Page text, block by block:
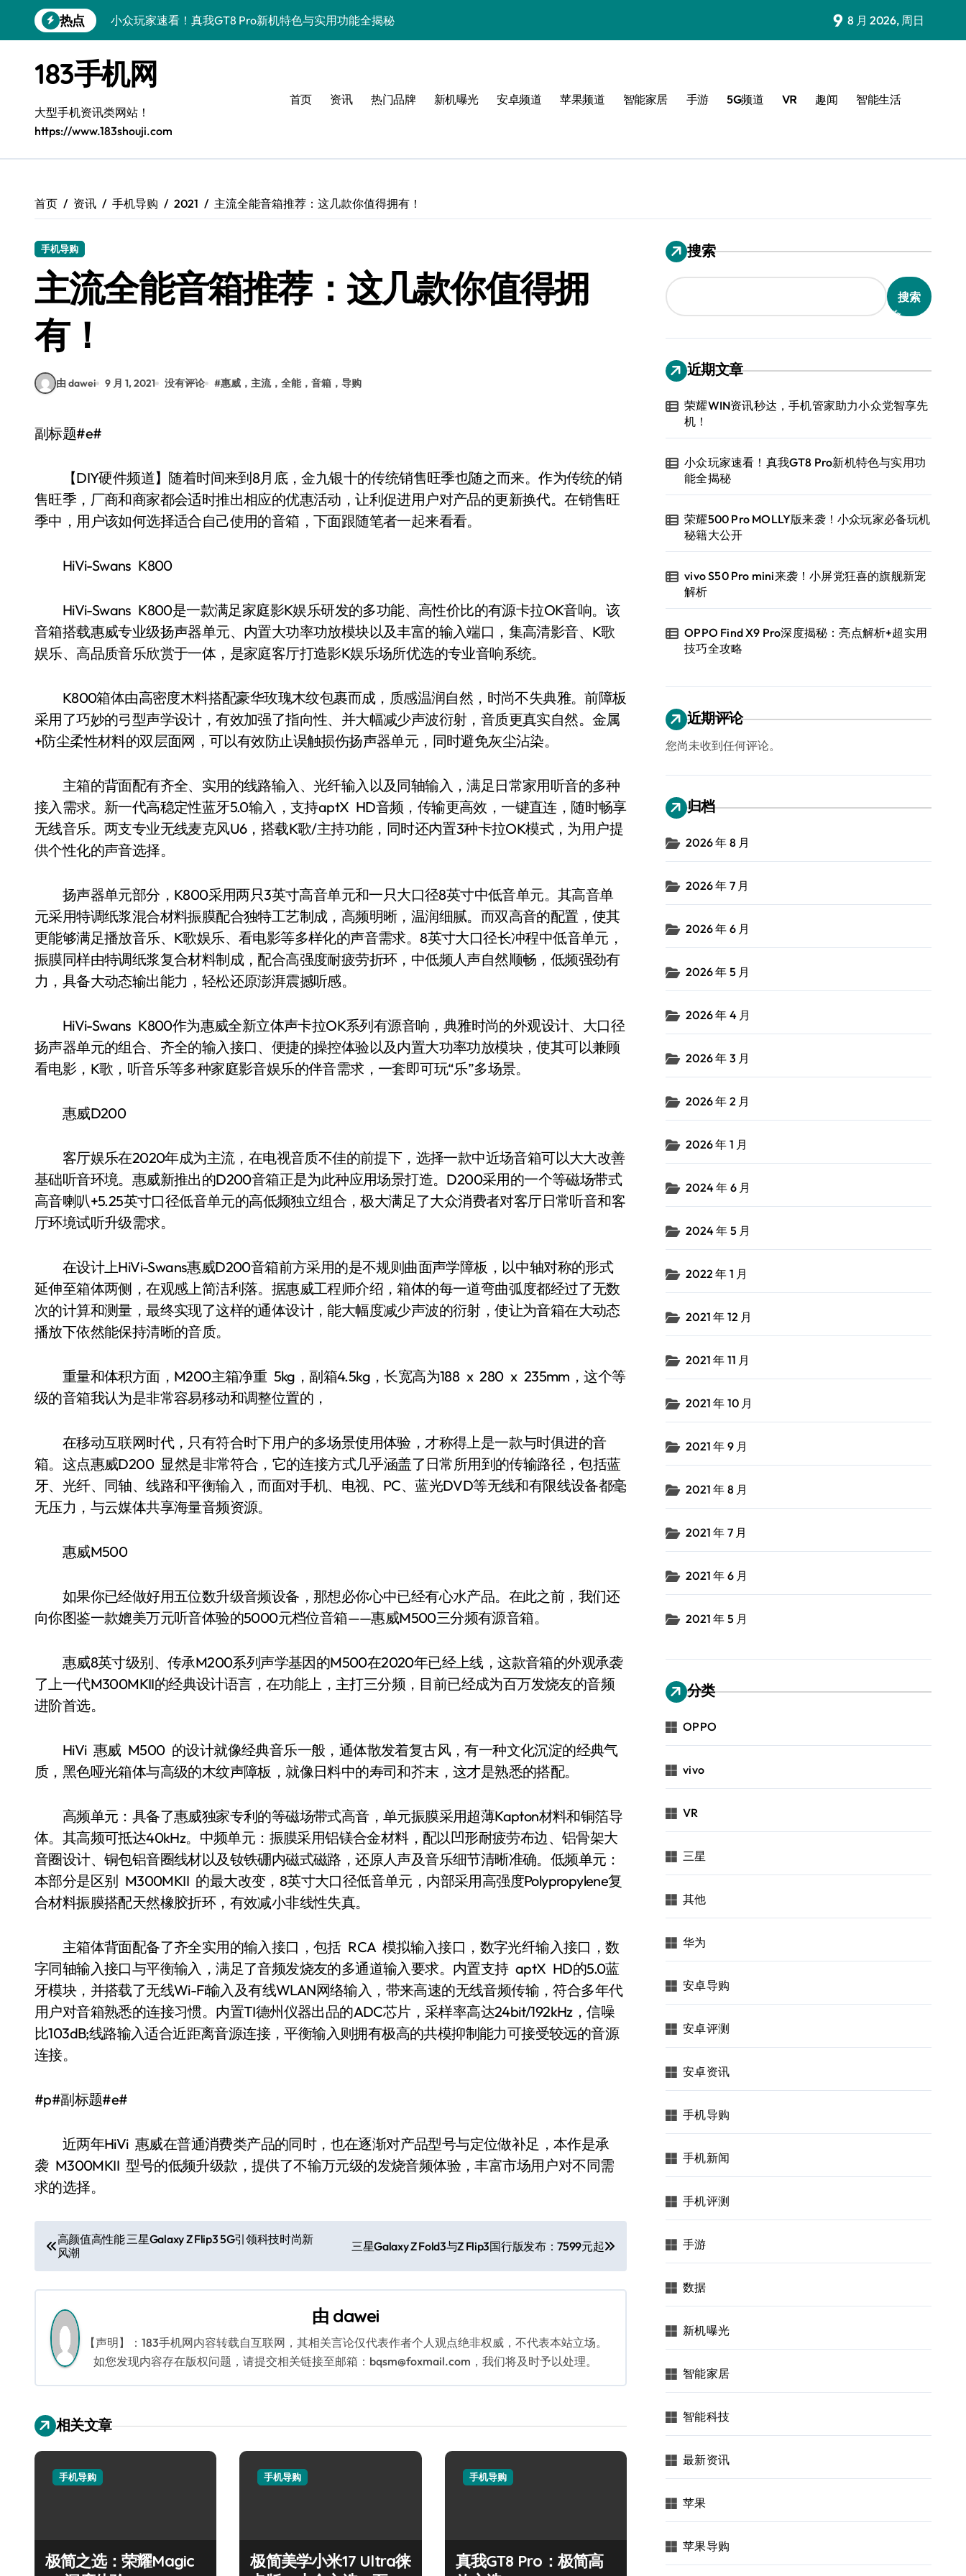
到
热点
小众玩家速看！真我GT8 Pro新机特色与实用功能全揭秘
vivo S50 Pro mini来袭！小屏党狂喜的旗舰新宠解析
OPPO Find X9 Pro深度揭秘：亮点解析+超实用技巧全攻略
小众视角揭秘！REDMI K90亮点配置全解析，一文看尽！
小众控必看！三星W26新资讯速递，解锁智能科技新玩法！
揭秘荣耀ROBOT PHONE，小众之选畅享智能资讯新生活！
荣耀WIN资讯秒达，手机管家助力小众党智享先机！
9 8 月 2026, 周日
183手机网
大型手机资讯类网站！
https://www.183shouji.com
首页 资讯 热门品牌 新机曝光 安卓频道 苹果频道 智能家居 手游 5G频道 VR 趣闻 智能生活
首页 资讯 手机导购 2021 主流全能音箱推荐：这几款你值得拥有！
手机导购
主流全能音箱推荐：这几款你值得拥
有！
由 dawei 9 月 1, 2021 没有评论 #惠威，主流，全能，音箱，导购
副标题#e#
【DIY硬件频道】随着时间来到8月底，金九银十的传统销售旺季也随之而来。作为传统的销
售旺季，厂商和商家都会适时推出相应的优惠活动，让利促进用户对产品的更新换代。在销售旺
季中，用户该如何选择适合自己使用的音箱，下面跟随笔者一起来看看。
HiVi-Swans K800
HiVi-Swans K800是一款满足家庭影K娱乐研发的多功能、高性价比的有源卡拉OK音响。该
音箱搭载惠威专业级扬声器单元、内置大功率功放模块以及丰富的输入端口，集高清影音、K歌
娱乐、高品质音乐欣赏于一体，是家庭客厅打造影K娱乐场所优选的专业音响系统。
K800箱体由高密度木料搭配豪华玫瑰木纹包裹而成，质感温润自然，时尚不失典雅。前障板
采用了巧妙的弓型声学设计，有效加强了指向性、并大幅减少声波衍射，音质更真实自然。金属
+防尘柔性材料的双层面网，可以有效防止误触损伤扬声器单元，同时避免灰尘沾染。
主箱的背面配有齐全、实用的线路输入、光纤输入以及同轴输入，满足日常家用听音的多种
接入需求。新一代高稳定性蓝牙5.0输入，支持aptX HD音频，传输更高效，一键直连，随时畅享
无线音乐。两支专业无线麦克风U6，搭载K歌/主持功能，同时还内置3种卡拉OK模式，为用户提
供个性化的声音选择。
扬声器单元部分，K800采用两只3英寸高音单元和一只大口径8英寸中低音单元。其高音单
元采用特调纸浆混合材料振膜配合独特工艺制成，高频明晰，温润细腻。而双高音的配置，使其
更能够满足播放音乐、K歌娱乐、看电影等多样化的声音需求。8英寸大口径长冲程中低音单元，
振膜同样由特调纸浆复合材料制成，配合高强度耐疲劳折环，中低频人声自然顺畅，低频强劲有
力，具备大动态输出能力，轻松还原澎湃震撼听感。
HiVi-Swans K800作为惠威全新立体声卡拉OK系列有源音响，典雅时尚的外观设计、大口径
扬声器单元的组合、齐全的输入接口、便捷的操控体验以及内置大功率功放模块，使其可以兼顾
看电影，K歌，听音乐等多种家庭影音娱乐的伴音需求，一套即可玩“乐”多场景。
惠威D200
客厅娱乐在2020年成为主流，在电视音质不佳的前提下，选择一款中近场音箱可以大大改善
基础听音环境。惠威新推出的D200音箱正是为此种应用场景打造。D200采用的一个等磁场带式
高音喇叭+5.25英寸口径低音单元的高低频独立组合，极大满足了大众消费者对客厅日常听音和客
厅环境试听升级需求。
在设计上HiVi-Swans惠威D200音箱前方采用的是不规则曲面声学障板，以中轴对称的形式
延伸至箱体两侧，在观感上简洁利落。据惠威工程师介绍，箱体的每一道弯曲弧度都经过了无数
次的计算和测量，最终实现了这样的通体设计，能大幅度减少声波的衍射，使让为音箱在大动态
播放下依然能保持清晰的音质。
重量和体积方面，M200主箱净重 5kg，副箱4.5kg，长宽高为188 x 280 x 235mm，这个等
级的音箱我认为是非常容易移动和调整位置的，
在移动互联网时代，只有符合时下用户的多场景使用体验，才称得上是一款与时俱进的音
箱。这点惠威D200 显然是非常符合，它的连接方式几乎涵盖了日常所用到的传输路径，包括蓝
牙、光纤、同轴、线路和平衡输入，而面对手机、电视、PC、蓝光DVD等无线和有限线设备都毫
无压力，与云媒体共享海量音频资源。
惠威M500
如果你已经做好用五位数升级音频设备，那想必你心中已经有心水产品。在此之前，我们还
向你图鉴一款媲美万元听音体验的5000元档位音箱——惠威M500三分频有源音箱。
惠威8英寸级别、传承M200系列声学基因的M500在2020年已经上线，这款音箱的外观承袭
了上一代M300MKII的经典设计语言，在功能上，主打三分频，目前已经成为百万发烧友的音频
进阶首选。
HiVi 惠威 M500 的设计就像经典音乐一般，通体散发着复古风，有一种文化沉淀的经典气
质，黑色哑光箱体与高级的木纹声障板，就像日料中的寿司和芥末，这才是熟悉的搭配。
高频单元：具备了惠威独家专利的等磁场带式高音，单元振膜采用超薄Kapton材料和铜箔导
体。其高频可抵达40kHz。中频单元：振膜采用铝镁合金材料，配以凹形耐疲劳布边、铝骨架大
音圈设计、铜包铝音圈线材以及钕铁硼内磁式磁路，还原人声及音乐细节清晰准确。低频单元：
本部分是区别 M300MKII 的最大改变，8英寸大口径低音单元，内部采用高强度Polypropylene复
合材料振膜搭配天然橡胶折环，有效减小非线性失真。
主箱体背面配备了齐全实用的输入接口，包括 RCA 模拟输入接口，数字光纤输入接口，数
字同轴输入接口与平衡输入，满足了音频发烧友的多通道输入要求。内置支持 aptX HD的5.0蓝
牙模块，并搭载了无线Wi-Fi输入及有线WLAN网络输入，带来高速的无线音频传输，符合多年代
用户对音箱熟悉的连接习惯。内置TI德州仪器出品的ADC芯片，采样率高达24bit/192kHz，信噪
比103dB;线路输入适合近距离音源连接，平衡输入则拥有极高的共模抑制能力可接受较远的音源
连接。
#p#副标题#e#
近两年HiVi 惠威在普通消费类产品的同时，也在逐渐对产品型号与定位做补足，本作是承
袭 M300MKII 型号的低频升级款，提供了不输万元级的发烧音频体验，丰富市场用户对不同需
求的选择。
文
章
导
航
高颜值高性能 三星Galaxy Z Flip3 5G引领科技时尚新
风潮
三星Galaxy Z Fold3与Z Flip3国行版发布：7599元起
由 dawei
【声明】：183手机网内容转载自互联网，其相关言论仅代表作者个人观点绝非权威，不代表本站立场。
如您发现内容存在版权问题，请提交相关链接至邮箱：bqsm@foxmail.com，我们将及时予以处理。
相关文章
手机导购
极简之选：荣耀Magic
手机导购
极简美学小米17 Ultra徕
手机导购
真我GT8 Pro：极简高
搜索
搜索
近期文章
荣耀WIN资讯秒达，手机管家助力小众党智享先
机！
小众玩家速看！真我GT8 Pro新机特色与实用功
能全揭秘
荣耀500 Pro MOLLY版来袭！小众玩家必备玩机
秘籍大公开
vivo S50 Pro mini来袭！小屏党狂喜的旗舰新宠
解析
OPPO Find X9 Pro深度揭秘：亮点解析+超实用
技巧全攻略
近期评论
您尚未收到任何评论。
归档
2026 年 8 月
2026 年 7 月
2026 年 6 月
2026 年 5 月
2026 年 4 月
2026 年 3 月
2026 年 2 月
2026 年 1 月
2024 年 6 月
2024 年 5 月
2022 年 1 月
2021 年 12 月
2021 年 11 月
2021 年 10 月
2021 年 9 月
2021 年 8 月
2021 年 7 月
2021 年 6 月
2021 年 5 月
分类
OPPO
vivo
VR
三星
其他
华为
安卓导购
安卓评测
安卓资讯
手机导购
手机新闻
手机评测
手游
数据
新机曝光
智能家居
智能科技
最新资讯
苹果
苹果导购